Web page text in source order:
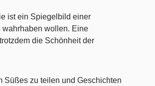
ist ein Spiegelbild einer
wahrhaben wollen. Eine
die Schönheit der
Süßes zu teilen und Geschichten